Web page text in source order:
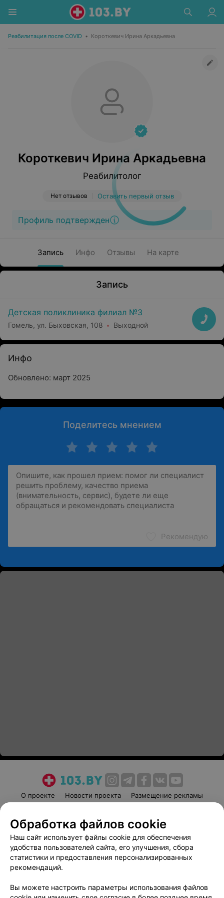
Реабилитация после COVID • Короткевич Ирина Аркадьевна
Короткевич Ирина Аркадьевна
Реабилитолог
Нет отзывов Оставить первый отзыв
Профиль подтвержден
Запись Инфо Отзывы На карте
Запись
Детская поликлиника филиал №3
Гомель, ул. Быховская, 108 Выходной
Инфо
Обновлено: март 2025
Поделитесь мнением
Рекомендую
О проекте Новости проекта
Размещение рекламы
Пользовательское соглашение
Способы оплаты
Вакансии
Партнеры
Написать руководителю 103.by
Обработка персональных данных
Обработка файлов cookie
Наш сайт использует файлы cookie для обеспечения
удобства пользователей сайта, его улучшения, сбора
статистики и предоставления персонализированных
рекомендаций.
Вы можете настроить параметры использования файлов